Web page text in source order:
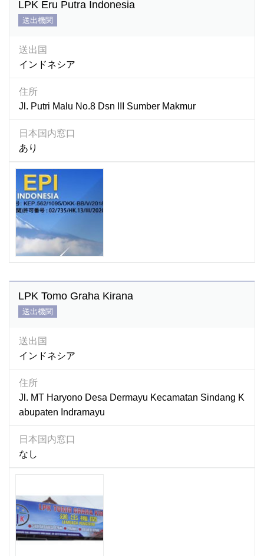
LPK Eru Putra Indonesia
送出機関
送出国
インドネシア
住所
Jl. Putri Malu No.8 Dsn III Sumber Makmur
日本国内窓口
あり
LPK Tomo Graha Kirana
送出機関
送出国
インドネシア
住所
Jl. MT Haryono Desa Dermayu Kecamatan Sindang K
abupaten Indramayu
日本国内窓口
なし